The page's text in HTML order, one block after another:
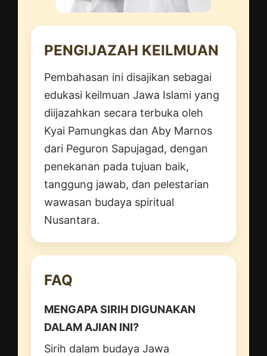
PENGIJAZAH KEILMUAN
Pembahasan ini disajikan sebagai
edukasi keilmuan Jawa Islami yang
diijazahkan secara terbuka oleh
Kyai Pamungkas dan Aby Marnos
dari Peguron Sapujagad, dengan
penekanan pada tujuan baik,
tanggung jawab, dan pelestarian
wawasan budaya spiritual
Nusantara.
FAQ
MENGAPA SIRIH DIGUNAKAN
DALAM AJIAN INI?
Sirih dalam budaya Jawa